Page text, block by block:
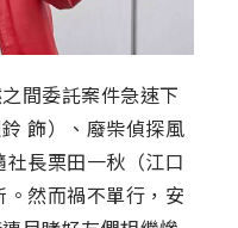
間委託案件急速下
飾）、廢柴偵探風
長栗田一秋（江口
然而禍不單行，安